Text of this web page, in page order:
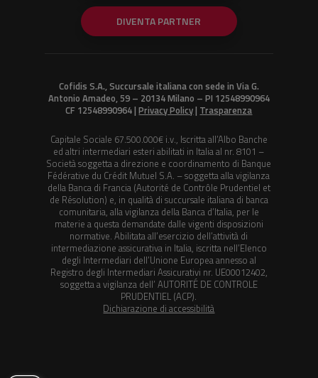
DIVENTA PARTNER
Cofidis S.A., Succursale italiana con sede in Via G.
Antonio Amadeo, 59 – 20134 Milano – PI 12548990964
CF 12548990964 |Privacy Policy| Trasparenza
Capitale Sociale 67.500.000€ i.v., Iscritta all’Albo Banche
ed altri intermediari esteri abilitati in Italia al nr. 8101 –
Società soggetta a direzione e coordinamento di Banque
Fédérative du Crédit Mutuel S.A. – soggetta alla vigilanza
della Banca di Francia (Autorité de Contrôle Prudentiel et
de Résolution) e, in qualità di succursale italiana di banca
comunitaria, alla vigilanza della Banca d’Italia, per le
materie a questa demandate dalle vigenti disposizioni
normative. Abilitata all’esercizio dell’attività di
intermediazione assicurativa in Italia, iscritta nell’Elenco
degli Intermediari dell’Unione Europea annesso al
Registro degli Intermediari Assicurativi nr. UE00012402,
soggetta a vigilanza dell’ AUTORITÉ DE CONTROLE
PRUDENTIEL (ACP).
Dichiarazione di accessibilità